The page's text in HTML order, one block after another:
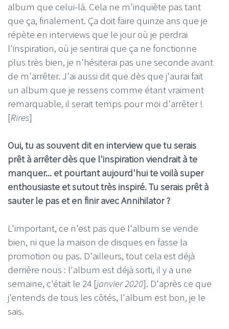
album que celui-là. Cela ne m'inquiète pas tant
que ça, finalement. Ça doit faire quinze ans que je
répète en interviews que le jour où je perdrai
l'inspiration, où je sentirai que ça ne fonctionne
plus très bien, je n'hésiterai pas une seconde avant
de m'arrêter. J'ai aussi dit que dès que j'aurai fait
un album que je ressens comme étant vraiment
remarquable, il serait temps pour moi d'arrêter !
[Rires]
Oui, tu as souvent dit en interview que tu serais
prêt à arrêter dès que l'inspiration viendrait à te
manquer... et pourtant aujourd'hui te voilà super
enthousiaste et sutout très inspiré. Tu serais prêt à
sauter le pas et en finir avec Annihilator ?
L'important, ce n'est pas que l'album se vende
bien, ni que la maison de disques en fasse la
promotion ou pas. D'ailleurs, tout cela est déjà
derrière nous : l'album est déjà sorti, il y a une
semaine, c'était le 24 [janvier 2020]. D'après ce que
j'entends de tous les côtés, l'album est bon, je le
sais.